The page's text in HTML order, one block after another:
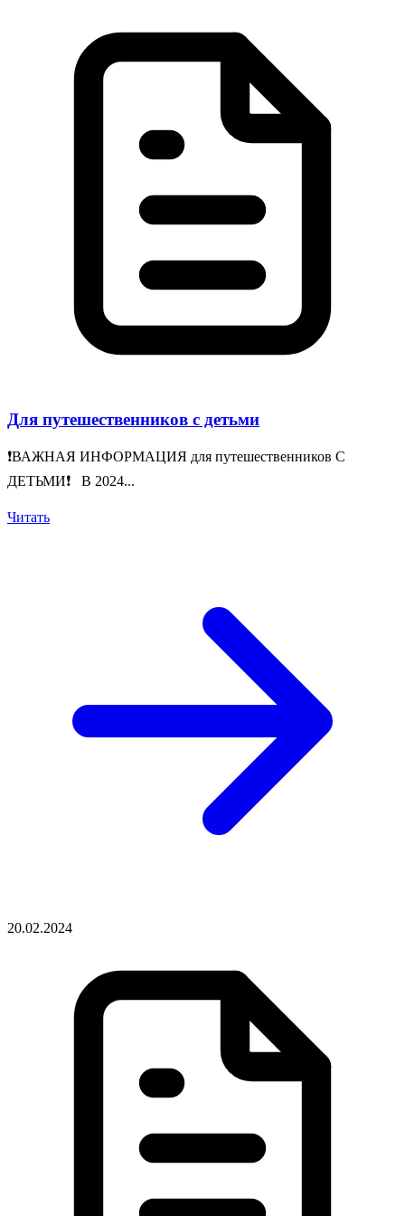
Для путешественников с детьми
❗️ВАЖНАЯ ИНФОРМАЦИЯ для путешественников С
ДЕТЬМИ❗️ В 2024...
Читать
20.02.2024